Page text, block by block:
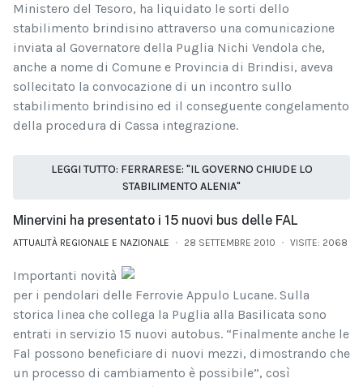
Ministero del Tesoro, ha liquidato le sorti dello
stabilimento brindisino attraverso una comunicazione
inviata al Governatore della Puglia Nichi Vendola che,
anche a nome di Comune e Provincia di Brindisi, aveva
sollecitato la convocazione di un incontro sullo
stabilimento brindisino ed il conseguente congelamento
della procedura di Cassa integrazione.
LEGGI TUTTO: FERRARESE: "IL GOVERNO CHIUDE LO
STABILIMENTO ALENIA"
Minervini ha presentato i 15 nuovi bus delle FAL
ATTUALITÀ REGIONALE E NAZIONALE 28 SETTEMBRE 2010 VISITE: 2068
Importanti novità
per i pendolari delle Ferrovie Appulo Lucane. Sulla
storica linea che collega la Puglia alla Basilicata sono
entrati in servizio 15 nuovi autobus. “Finalmente anche le
Fal possono beneficiare di nuovi mezzi, dimostrando che
un processo di cambiamento è possibile”, così